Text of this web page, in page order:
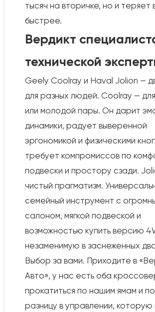
тысяч на вторичке, но и теряет
быстрее.
Вердикт
технической
Geely Coolray и Haval Jolion —
для разных людей. Coolray —
или молодой пары. Он дарит
динамики, радует выверенной
эргономикой и физическими
требует компромиссов по
подвески и простору сзади.
чистый прагматизм.
семейный инструмент с
салоном, мягкой подвеской и
возможностью купить версию
незаменимую в заснеженных
Выбор за вами. Приходите в
Авто», у нас есть оба
прокатиться по нашим ямам и
разницу в управлении, которую